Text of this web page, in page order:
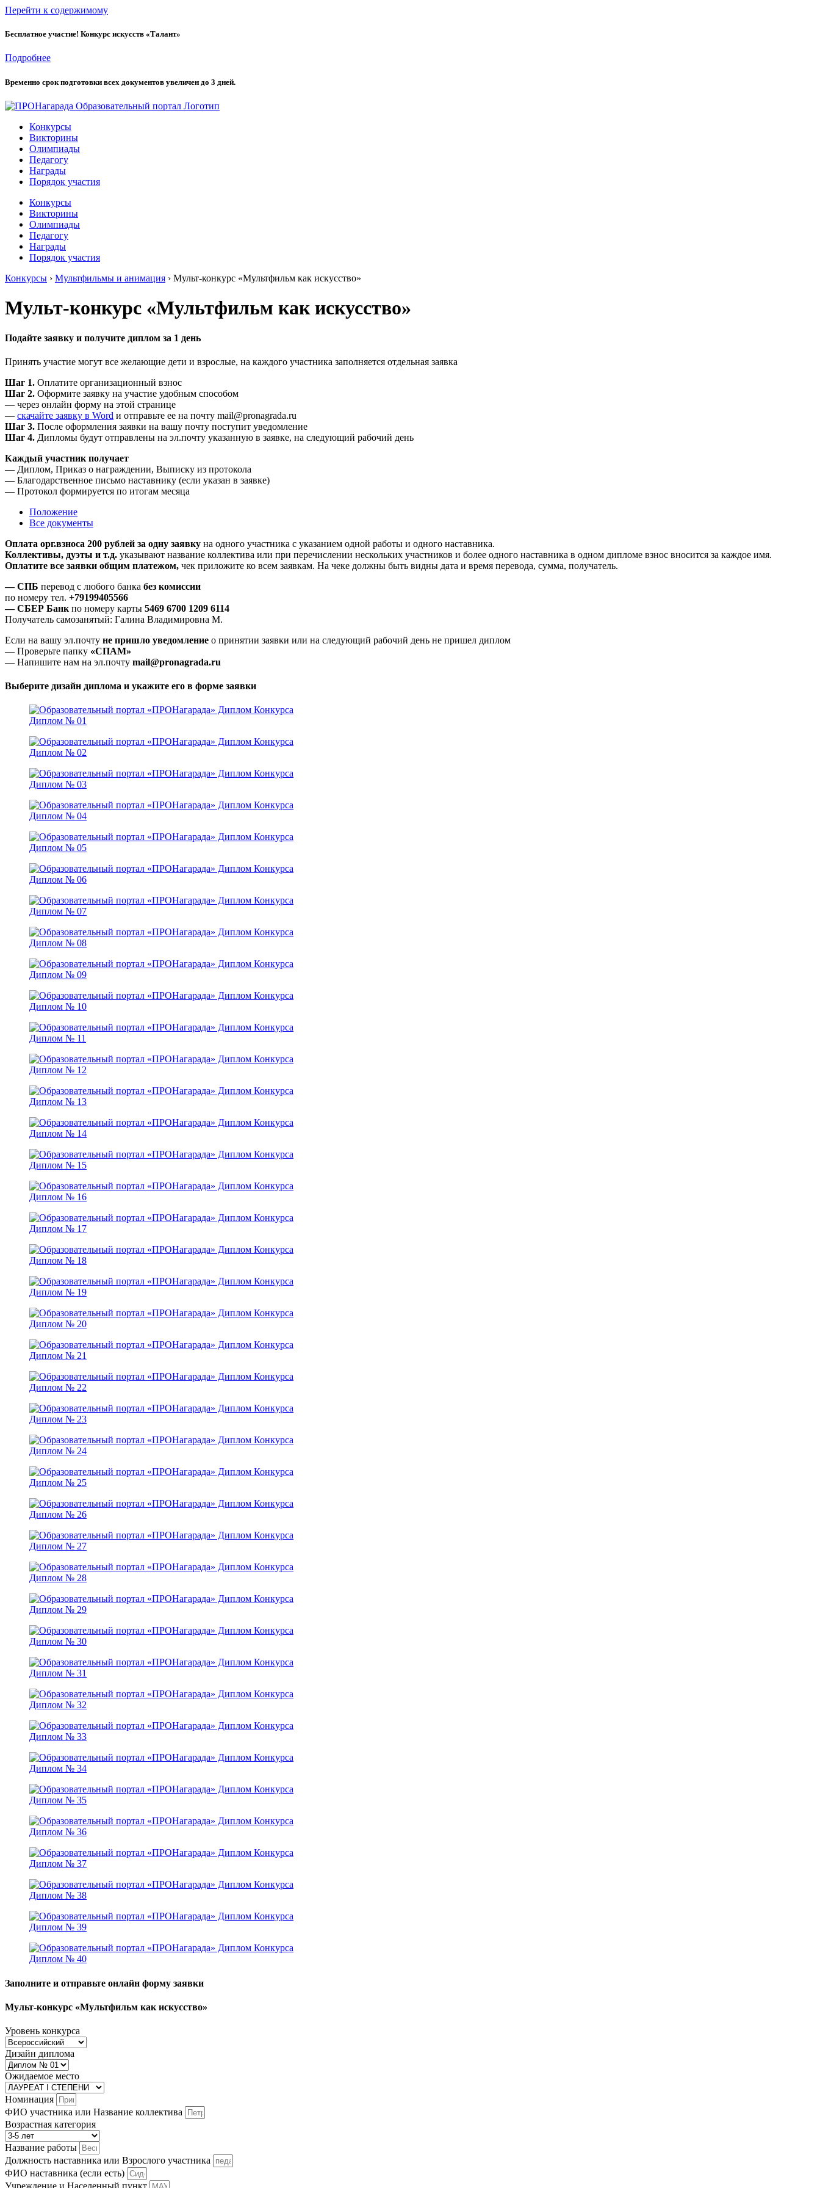
Перейти к содержимому
Бесплатное участие! Конкурс искусств «Талант»
Подробнее
Временно cрок подготовки всех документов увеличен до 3 дней.
Конкурсы
Викторины
Олимпиады
Педагогу
Награды
Порядок участия
Конкурсы
Викторины
Олимпиады
Педагогу
Награды
Порядок участия
Конкурсы › Мультфильмы и анимация › Мульт-конкурс «Мультфильм как искусство»
Мульт-конкурс «Мультфильм как искусство»
Подайте заявку и получите диплом за 1 день
Принять участие могут все желающие дети и взрослые, на каждого участника заполняется отдельная заявка
Шаг 1. Оплатите организационный взнос
Шаг 2. Оформите заявку на участие удобным способом
— через онлайн форму на этой странице
— скачайте заявку в Word и отправьте ее на почту mail@pronagrada.ru
Шаг 3. После оформления заявки на вашу почту поступит уведомление
Шаг 4. Дипломы будут отправлены на эл.почту указанную в заявке, на следующий рабочий день
Каждый участник получает
— Диплом, Приказ о награждении, Выписку из протокола
— Благодарственное письмо наставнику (если указан в заявке)
— Протокол формируется по итогам месяца
Положение
Все документы
Оплата орг.взноса 200 рублей за одну заявку на одного участника с указанием одной работы и одного наставника.
Коллективы, дуэты и т.д. указывают название коллектива или при перечислении нескольких участников и более одного наставника в одном дипломе взнос вносится за каждое имя.
Оплатите все заявки общим платежом, чек приложите ко всем заявкам. На чеке должны быть видны дата и время перевода, сумма, получатель.
— СПБ перевод с любого банка без комиссии
по номеру тел. +79199405566
— СБЕР Банк по номеру карты 5469 6700 1209 6114
Получатель самозанятый: Галина Владимировна М.
Если на вашу эл.почту не пришло уведомление о принятии заявки или на следующий рабочий день не пришел диплом
— Проверьте папку «СПАМ»
— Напишите нам на эл.почту mail@pronagrada.ru
Выберите дизайн диплома и укажите его в форме заявки
Диплом № 01
Диплом № 02
Диплом № 03
Диплом № 04
Диплом № 05
Диплом № 06
Диплом № 07
Диплом № 08
Диплом № 09
Диплом № 10
Диплом № 11
Диплом № 12
Диплом № 13
Диплом № 14
Диплом № 15
Диплом № 16
Диплом № 17
Диплом № 18
Диплом № 19
Диплом № 20
Диплом № 21
Диплом № 22
Диплом № 23
Диплом № 24
Диплом № 25
Диплом № 26
Диплом № 27
Диплом № 28
Диплом № 29
Диплом № 30
Диплом № 31
Диплом № 32
Диплом № 33
Диплом № 34
Диплом № 35
Диплом № 36
Диплом № 37
Диплом № 38
Диплом № 39
Диплом № 40
Заполните и отправьте онлайн форму заявки
Мульт-конкурс «Мультфильм как искусство»
Уровень конкурса
Дизайн диплома
Ожидаемое место
Номинация
ФИО участника или Название коллектива
Возрастная категория
Название работы
Должность наставника или Взрослого участника
ФИО наставника (если есть)